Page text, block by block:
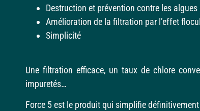
Destruction et prévention contre les
Amélioration de la filtration par l’effet
Simplicité
Une filtration efficace, un taux de chlore
impuretés…
Force 5 est le produit qui simplifie définitivement